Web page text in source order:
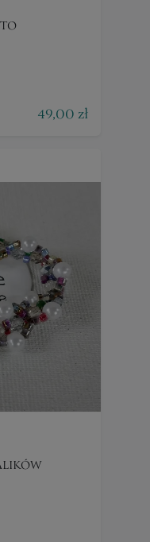
49,00 zł